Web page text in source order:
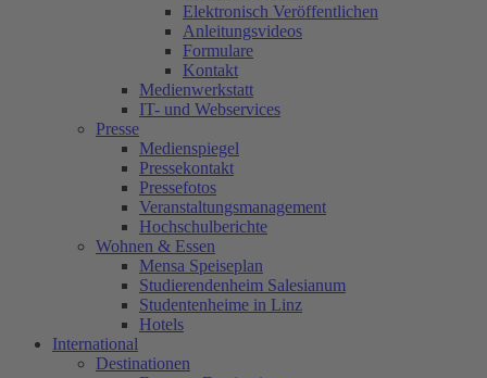
Elektronisch Veröffentlichen
Anleitungsvideos
Formulare
Kontakt
Medienwerkstatt
IT- und Webservices
Presse
Medienspiegel
Pressekontakt
Pressefotos
Veranstaltungsmanagement
Hochschulberichte
Wohnen & Essen
Mensa Speiseplan
Studierendenheim Salesianum
Studentenheime in Linz
Hotels
International
Destinationen